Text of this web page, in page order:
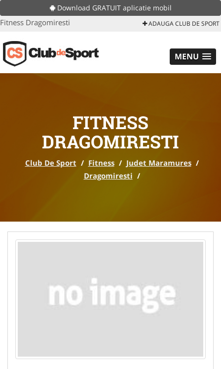
Download GRATUIT aplicatie mobil
Fitness Dragomiresti ADAUGA CLUB DE SPORT
MENU
FITNESS
DRAGOMIRESTI
Club De Sport / Fitness / Judet Maramures /
Dragomiresti /